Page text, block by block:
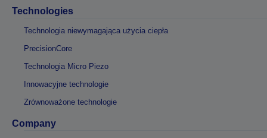
Technologies
Technologia niewymagająca użycia ciepła
PrecisionCore
Technologia Micro Piezo
Innowacyjne technologie
Zrównoważone technologie
Company